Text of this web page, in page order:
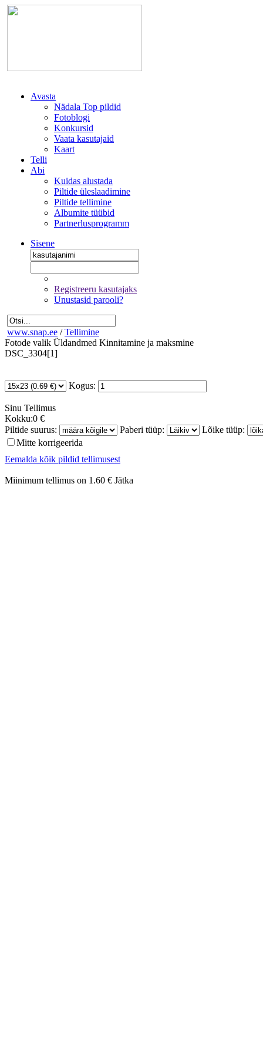
Avasta
Nädala Top pildid
Fotoblogi
Konkursid
Vaata kasutajaid
Kaart
Telli
Abi
Kuidas alustada
Piltide üleslaadimine
Piltide tellimine
Albumite tüübid
Partnerlusprogramm
Sisene
Registreeru kasutajaks
Unustasid parooli?
www.snap.ee / Tellimine
Fotode valik Üldandmed Kinnitamine ja maksmine
DSC_3304[1]
Kogus:
Sinu Tellimus
Kokku:0 €
Piltide suurus:
Paberi tüüp:
Lõike tüüp:
Mitte korrigeerida
Eemalda kõik pildid tellimusest
Miinimum tellimus on 1.60 € Jätka